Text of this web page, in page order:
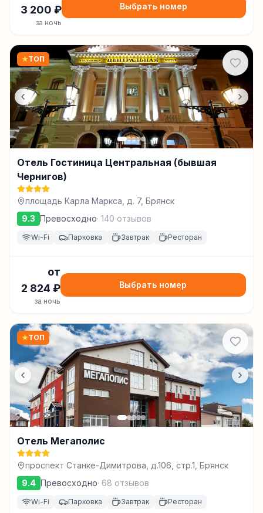
3 200 ₽
за ночь
Выбрать номер
★ТОП
Отель Гостиница Центральная (бывшая
Чернигов)
площадь Карла Маркса, д. 7, Брянск
9.3 Превосходно· 140 отзывов
Wi-Fi Парковка Завтрак Ресторан
от
2 824 ₽
за ночь
Выбрать номер
★ТОП
Отель Мегаполис
проспект Станке-Димитрова, д.106, стр.1, Брянск
9.4 Превосходно· 68 отзывов
Wi-Fi Парковка Завтрак Ресторан